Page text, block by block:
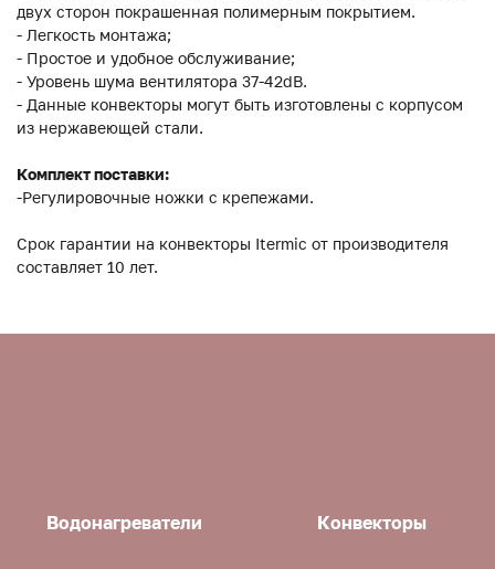
двух сторон покрашенная полимерным покрытием.
- Легкость монтажа;
- Простое и удобное обслуживание;
- Уровень шума вентилятора 37-42dB.
- Данные конвекторы могут быть изготовлены с корпусом
из нержавеющей стали.
Комплект поставки:
-Регулировочные ножки с крепежами.
Срок гарантии на конвекторы Itermic от производителя
составляет 10 лет.
Водонагреватели Конвекторы